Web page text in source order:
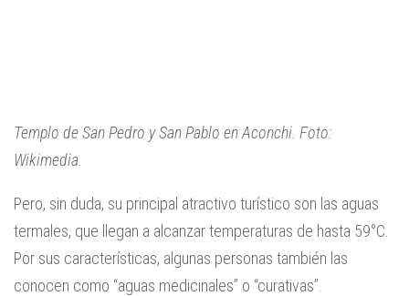
Templo de San Pedro y San Pablo en Aconchi. Foto:
Wikimedia.
Pero, sin duda, su principal atractivo turístico son las aguas
termales, que llegan a alcanzar temperaturas de hasta 59°C.
Por sus características, algunas personas también las
conocen como “aguas medicinales” o “curativas”.